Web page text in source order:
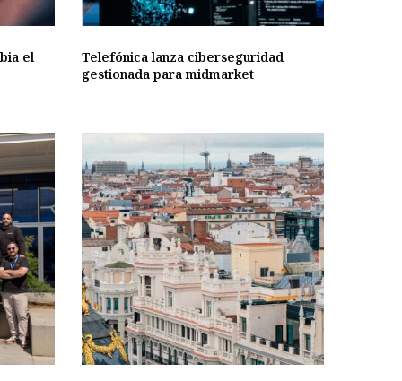
el
Telefónica lanza ciberseguridad
gestionada para midmarket